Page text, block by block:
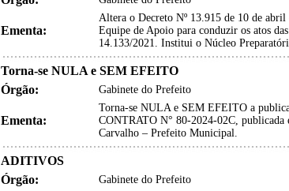
Ementa:
Altera o Decreto Nº 13.915 de 10 de abril
Equipe de Apoio para conduzir os atos
14.133/2021. Institui o Núcleo
Torna-se NULA e SEM EFEITO
Órgão:
Gabinete do Prefeito
Ementa:
Torna-se NULA e SEM EFEITO a
CONTRATO N° 80-2024-02C, publicada
Carvalho – Prefeito Municipal.
ADITIVOS
Órgão:
Gabinete do Prefeito